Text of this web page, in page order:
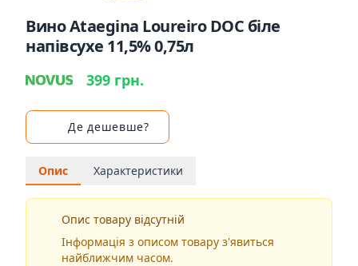
Вино Ataegina Loureiro DOC біле
напівсухе 11,5% 0,75л
399 грн.
Де дешевше?
Опис Характеристики
Опис товару відсутній
Інформація з описом товару з'явиться
найближчим часом.